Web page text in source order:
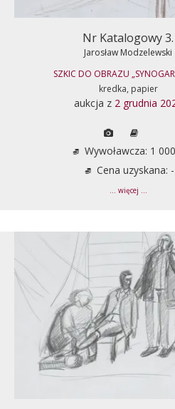
Nr Katalogowy 3.
Jarosław Modzelewski
SZKIC DO OBRAZU
kredka, papier
aukcja z 2 grudnia
Wywoławcza: 1
Cena uzyskana: -
... więcej ...